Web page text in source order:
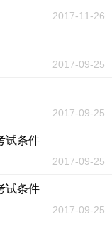
2017-11-26
2017-09-25
2017-09-25
试条件
2017-09-25
试条件
2017-09-25